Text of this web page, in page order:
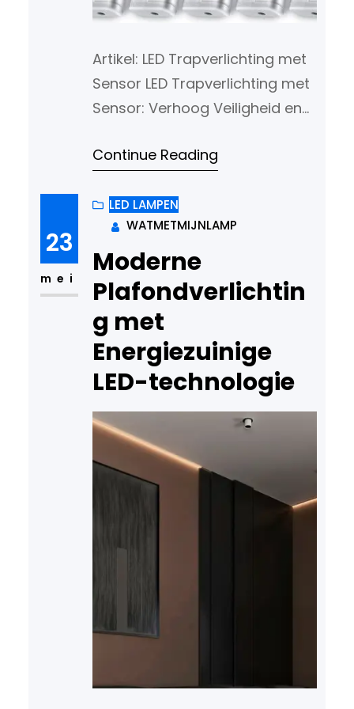
Artikel: LED Trapverlichting met
Sensor LED Trapverlichting met
Sensor: Verhoog Veiligheid en
essentieel onderdeel van het
alleen zorgt het voor een
stijlvolle uitstraling, maar het
draagt ook bij aan de veiligheid
en het comfort in huis. LED
trapverlichting met sensor is
een innovatieve oplossing die
steeds…
Continue Reading
23
mei
LED LAMPEN
WATMETMIJNLAMP
Moderne
Plafondverlichtin
g met
Energiezuinige
LED-technologie